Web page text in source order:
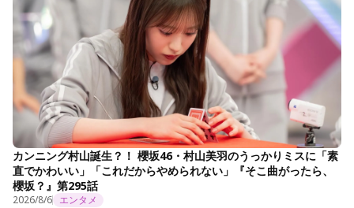
カンニング村山誕生？！ 櫻坂46・村山美羽のうっかりミスに「素
直でかわいい」「これだからやめられない」『そこ曲がったら、
櫻坂？』第295話
2026/8/6 エンタメ